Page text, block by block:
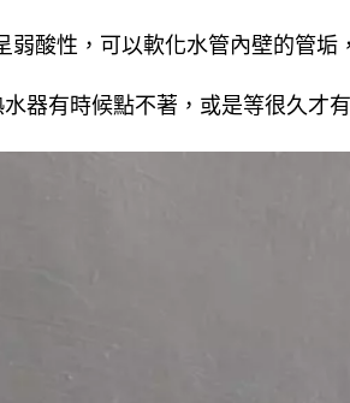
酸性，可以軟化水管內壁的管垢
器有時候點不著，或是等很久才